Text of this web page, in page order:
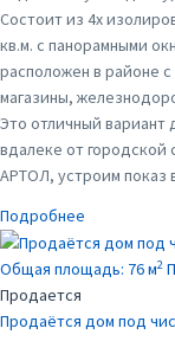
Состоит из 4х
кв.м. с панорамными
расположен в районе
магазины,
Это отличный вариант
вдалеке от городской
АРТОЛ, устроим показ
Подробнее
Общая площадь: 76 м2
Продается
Продаётся дом под